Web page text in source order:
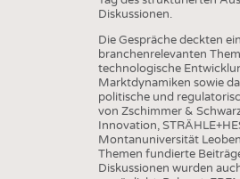
Diskussionen.
Die Gespräche deckten
branchenrelevanten
technologische
Marktdynamiken sowie
politische und
von Zschimmer &
Innovation,
Montanuniversität
Themen fundierte
Diskussionen wurden